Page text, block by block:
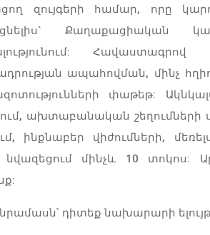
զույգերի համար, որը
Քաղաքացիական
ապահովման, մինչ
փաթեթ:
ախտաբանական շեղումների
ինքնաբեր վիժումների,
մինչև 10 տոկոս:
դիտեք նախարարի